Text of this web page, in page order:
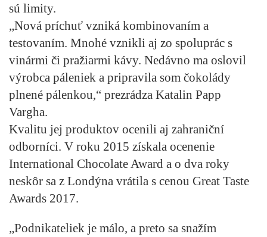
sú limity.
„Nová príchuť vzniká kombinovaním a
testovaním. Mnohé vznikli aj zo spoluprác s
vinármi či pražiarmi kávy. Nedávno ma oslovil
výrobca páleniek a pripravila som čokolády
plnené pálenkou,“ prezrádza Katalin Papp
Vargha.
Kvalitu jej produktov ocenili aj zahraniční
odborníci. V roku 2015 získala ocenenie
International Chocolate Award a o dva roky
neskôr sa z Londýna vrátila s cenou Great Taste
Awards 2017.
„Podnikateliek je málo, a preto sa snažím